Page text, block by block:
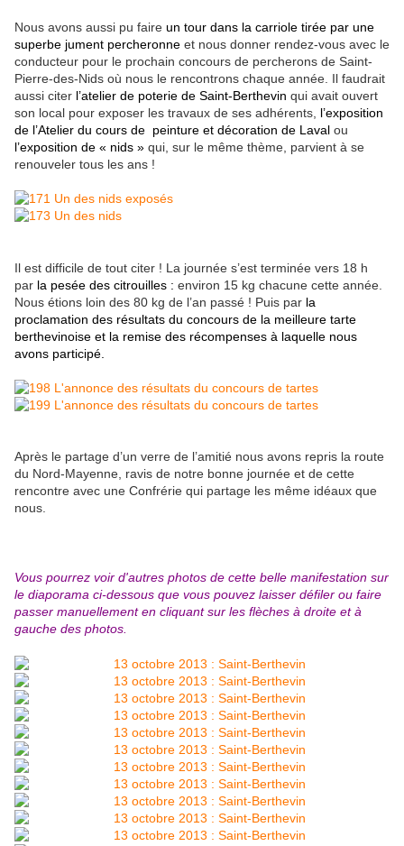
Nous avons aussi pu faire un tour dans la carriole tirée par une
superbe jument percheronne et nous donner rendez-vous avec le
conducteur pour le prochain concours de percherons de Saint-
Pierre-des-Nids où nous le rencontrons chaque année. Il faudrait
aussi citer l’atelier de poterie de Saint-Berthevin qui avait ouvert
son local pour exposer les travaux de ses adhérents, l’exposition
de l’Atelier du cours de peinture et décoration de Laval ou
l’exposition de « nids » qui, sur le même thème, parvient à se
renouveler tous les ans !
Il est difficile de tout citer ! La journée s’est terminée vers 18 h
par la pesée des citrouilles : environ 15 kg chacune cette année.
Nous étions loin des 80 kg de l’an passé ! Puis par la
proclamation des résultats du concours de la meilleure tarte
berthevinoise et la remise des récompenses à laquelle nous
avons participé.
Après le partage d’un verre de l’amitié nous avons repris la route
du Nord-Mayenne, ravis de notre bonne journée et de cette
rencontre avec une Confrérie qui partage les même idéaux que
nous.
Vous pourrez voir d'autres photos de cette belle manifestation sur
le diaporama ci-dessous que vous pouvez laisser défiler ou faire
passer manuellement en cliquant sur les flèches à droite et à
gauche des photos.